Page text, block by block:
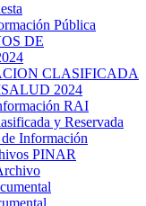
Pública
DE
CLASIFICADA
2024
RAI
y Reservada
Información
PINAR